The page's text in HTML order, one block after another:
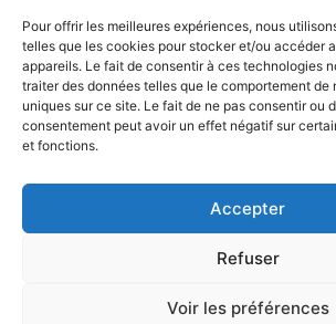
Pour offrir les meilleures expériences, nous
telles que les cookies pour stocker et/ou accéder
appareils. Le fait de consentir à ces technologies
traiter des données telles que le comportement de
uniques sur ce site. Le fait de ne pas consentir ou
consentement peut avoir un effet négatif sur
et fonctions.
Accepter
Refuser
Voir les préférences
Le lundi: de 08h30 à 12h et de
Le mardi: de 08h30 à 12h et de
Du mercredi au vendredi:
de 8h30 à 12h et de 14h à 18h
OFFRES D'EMPLOI
Mentions légales